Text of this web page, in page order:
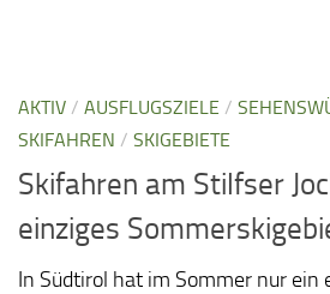
AKTIV / AUSFLUGSZIELE /
SKIFAHREN / SKIGEBIETE
Skifahren am Stilfser
einziges
In Südtirol hat im Sommer nur ein